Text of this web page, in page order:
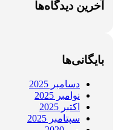
آخرین دیدگاه‌ها
بایگانی‌ها
دسامبر 2025
نوامبر 2025
اکتبر 2025
سپتامبر 2025